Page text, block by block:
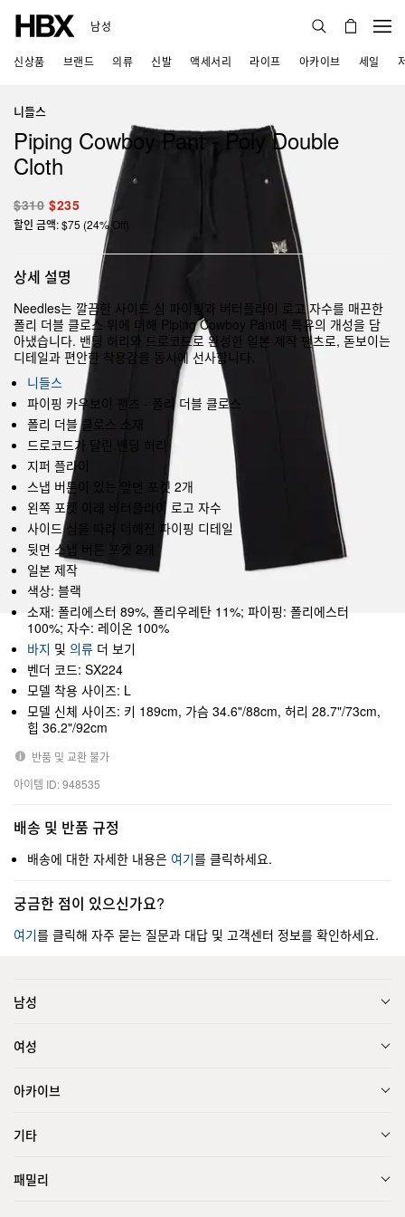
남성
신상품 브랜드 의류 신발 액세서리 라이프 아카이브 세일
니들스
Piping Cowboy Pant - Poly Double
Cloth
$310 $235
할인 금액: $75 (24% Off)
상세 설명
Needles는 깔끔한 사이드 심 파이핑과 버터플라이 로고 자수를 매끈한
폴리 더블 클로스 위에 더해 Piping Cowboy Pant에 특유의 개성을 담
아냈습니다. 밴딩 허리와 드로코드로 완성한 일본 제작 팬츠로, 돋보이는
디테일과 편안한 착용감을 동시에 선사합니다.
니들스
파이핑 카우보이 팬츠 - 폴리 더블 클로스
폴리 더블 클로스 소재
드로코드가 달린 밴딩 허리
지퍼 플라이
스냅 버튼이 있는 앞면 포켓 2개
왼쪽 포켓 아래 버터플라이 로고 자수
사이드 심을 따라 더해진 파이핑 디테일
뒷면 스냅 버튼 포켓 2개
일본 제작
색상: 블랙
소재: 폴리에스터 89%, 폴리우레탄 11%; 파이핑: 폴리에스터
100%; 자수: 레이온 100%
바지 및 의류 더 보기
벤더 코드: SX224
모델 착용 사이즈: L
모델 신체 사이즈: 키 189cm, 가슴 34.6"/88cm, 허리 28.7"/73cm,
힙 36.2"/92cm
반품 및 교환 불가
아이템 ID: 948535
배송 및 반품 규정
배송에 대한 자세한 내용은 여기를 클릭하세요.
궁금한 점이 있으신가요?
여기를 클릭해 자주 묻는 질문과 대답 및 고객센터 정보를 확인하세요.
남성
여성
아카이브
기타
패밀리